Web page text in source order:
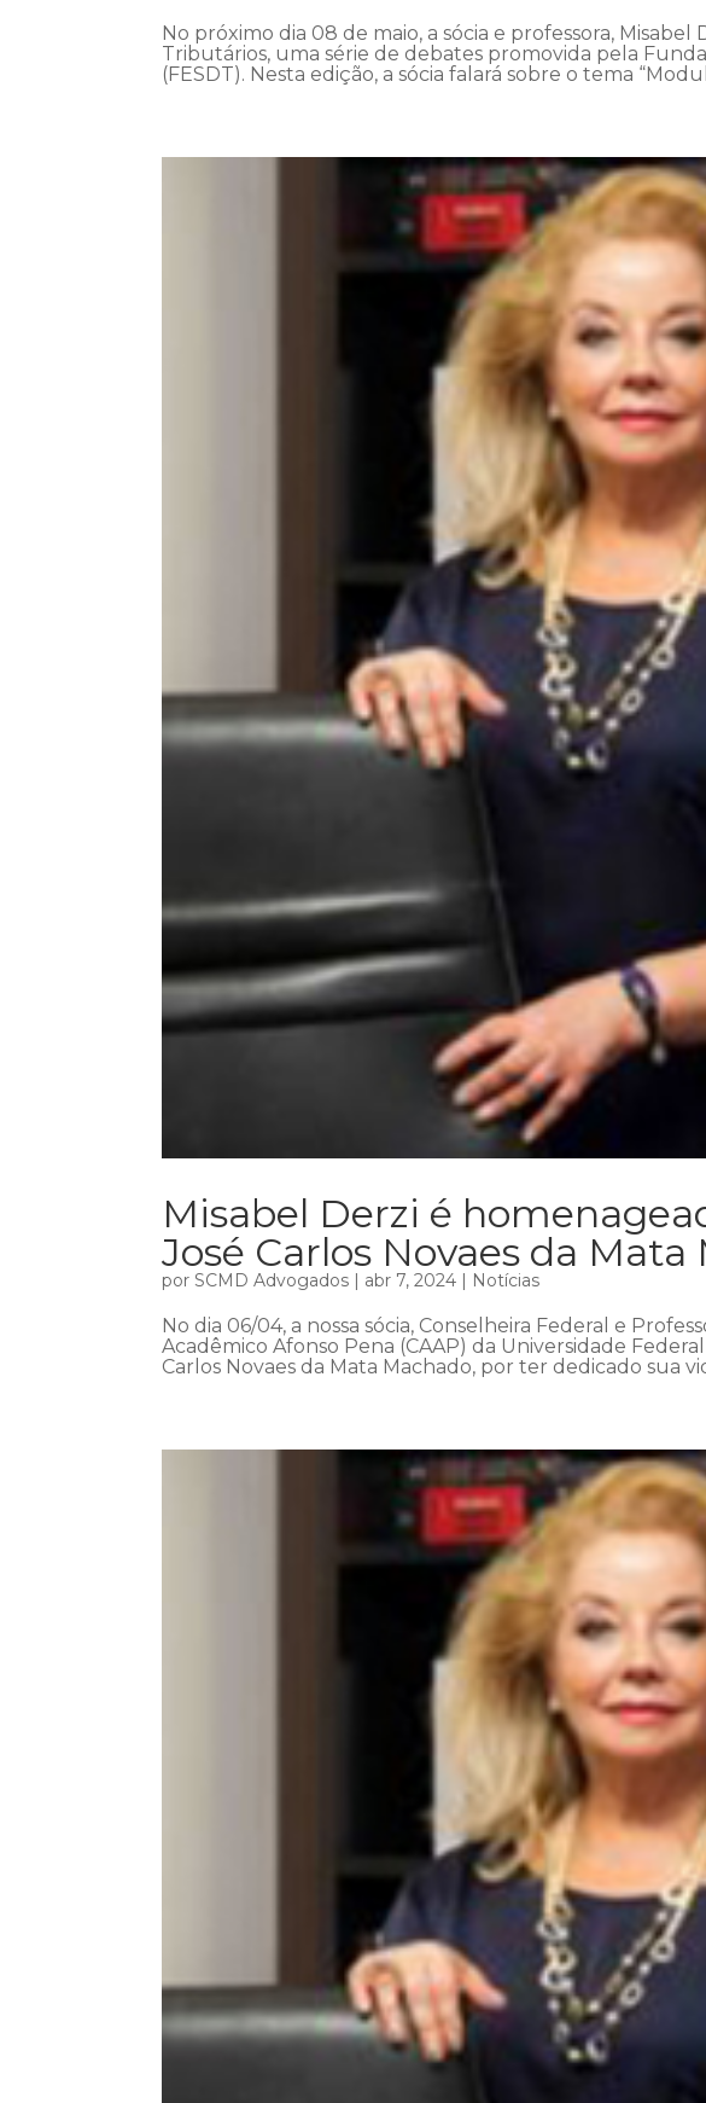
No próximo dia 08 de maio, a sócia e professora, Misabel
Tributários, uma série de debates promovida pela
(FESDT). Nesta edição, a sócia falará sobre o tema
Misabel Derzi é
José Carlos Novaes da Mata
porSCMD Advogados | abr 7, 2024 | Notícias
No dia 06/04, a nossa sócia, Conselheira Federal e
Acadêmico Afonso Pena (CAAP) da Universidade
Carlos Novaes da Mata Machado, por ter dedicado sua